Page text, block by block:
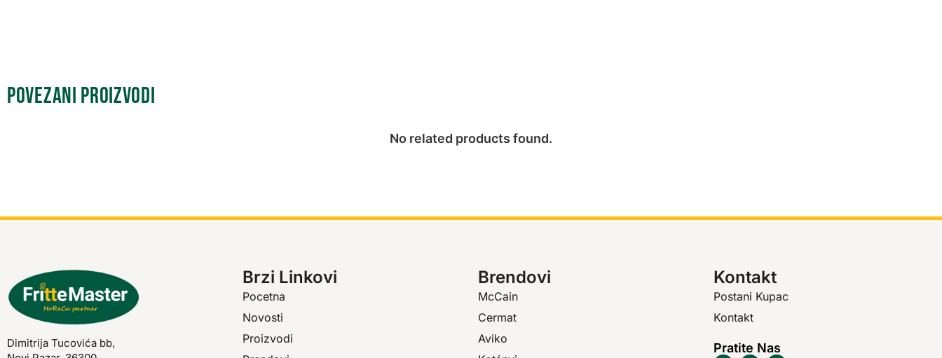
Povezani proizvodi
No related products found.
Dimitrija Tucovića bb,
Brzi Linkovi
Pocetna
Novosti
Proizvodi
Brendovi
McCain
Cermat
Aviko
Kontakt
Postani Kupac
Kontakt
Pratite Nas